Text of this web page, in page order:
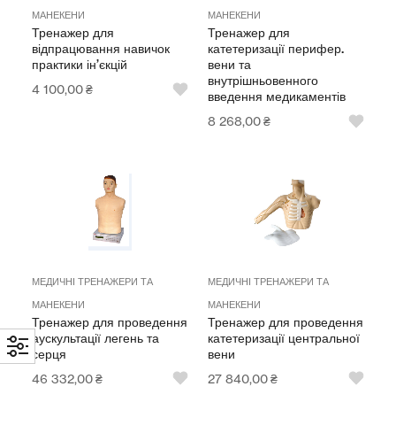
МАНЕКЕНИ
Тренажер для
відпрацювання навичок
практики ін’єкцій
4 100,00₴
МАНЕКЕНИ
Тренажер для
катетеризації перифер.
вени та
внутрішньовенного
введення медикаментів
8 268,00₴
МЕДИЧНІ ТРЕНАЖЕРИ ТА
МАНЕКЕНИ
Тренажер для проведення
аускультації легень та
серця
46 332,00₴
МЕДИЧНІ ТРЕНАЖЕРИ ТА
МАНЕКЕНИ
Тренажер для проведення
катетеризації центральної
вени
27 840,00₴